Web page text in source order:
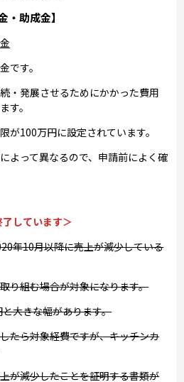
・助成金】
です。
・発展させるためにかかった費用
す。
が100万円に設定されています。
よって異なるので、申請前によく確
しています＞
年10月以降に売上が減少している
り組む場合が対象になります。
大きな幅があります。
たら対象経費ですが、キッチンカ
が減少したことを証明する書類が